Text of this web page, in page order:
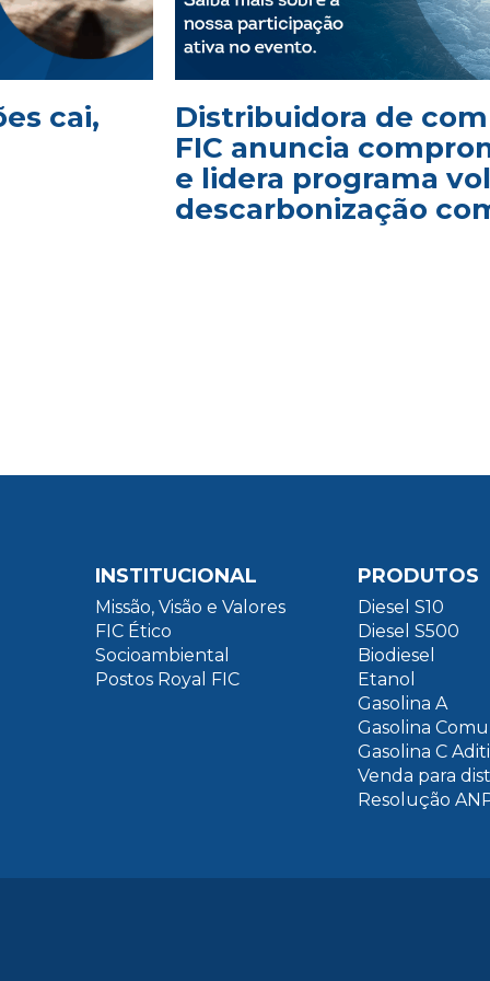
cai,
Distribuidora de
FIC anuncia
e lidera programa
descarbonização
INSTITUCIONAL
Missão, Visão e Valores
FIC Ético
Socioambiental
Postos Royal FIC
PRODUTOS
Diesel S10
Diesel S500
Biodiesel
Etanol
Gasolina A
Gasolina
Gasolina C
Venda para
Resolução